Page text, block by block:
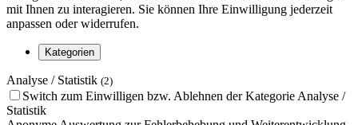
mit Ihnen zu interagieren. Sie können Ihre Einwilligung jederzeit
anpassen oder widerrufen.
Kategorien
Analyse / Statistik (2)
Switch zum Einwilligen bzw. Ablehnen der Kategorie Analyse /
Statistik